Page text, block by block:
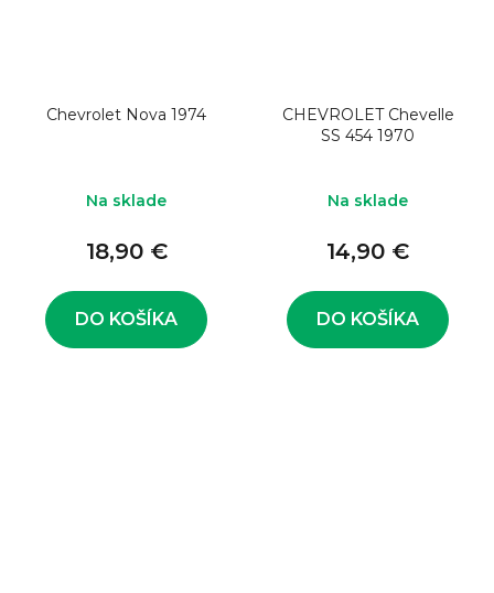
Chevrolet Nova 1974
Na sklade
18,90 €
DO KOŠÍKA
CHEVROLET Chevelle
SS 454 1970
Na sklade
14,90 €
DO KOŠÍKA